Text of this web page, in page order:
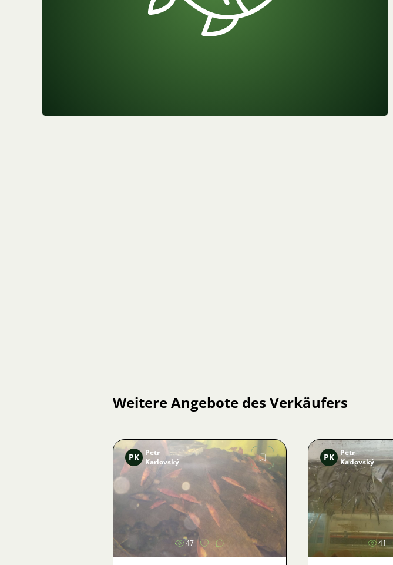
Weitere Angebote des Verkäufers
Bild
PK
Petr
Karlovský
47
PK
Petr
Karlovský
41